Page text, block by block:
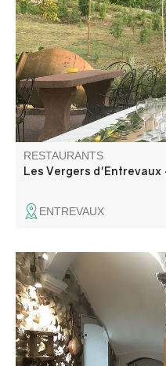
des produits très locaux,
régionaux. Table unique,
RESTAURANTS
Les Vergers
ENTREVAUX
Cuisine traditionnelle de
grillades.